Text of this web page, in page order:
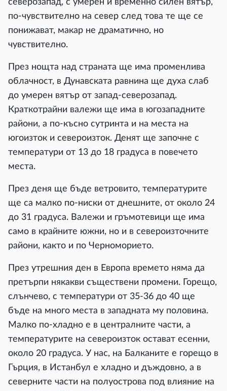
северозапад, с умерен и временно силен вятър,
по-чувствително на север след това те ще се
понижават, макар не драматично, но
чувствително.
През нощта над страната ще има променлива
облачност, в Дунавската равнина ще духа слаб
до умерен вятър от запад-северозапад.
Краткотрайни валежи ще има в югозападните
райони, а по-късно сутринта и на места на
югоизток и североизток. Денят ще започне с
температури от 13 до 18 градуса в повечето
места.
През деня ще бъде ветровито, температурите
ще са малко по-ниски от днешните, от около 24
до 31 градуса. Валежи и гръмотевици ще има
само в крайните южни, но и в североизточните
райони, както и по Черноморието.
През утрешния ден в Европа времето няма да
претърпи някакви съществени промени. Горещо,
слънчево, с температури от 35-36 до 40 ще
бъде на много места в западната му половина.
Малко по-хладно е в централните части, а
температурите на североизток остават есенни,
около 20 градуса. У нас, на Балканите е горещо в
Гърция, в Истанбул е хладно и дъждовно, а в
северните части на полуострова под влияние на